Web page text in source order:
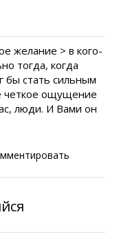
желание > в кого-
тогда, когда
бы стать сильным
четкое ощущение
люди. И Вами он